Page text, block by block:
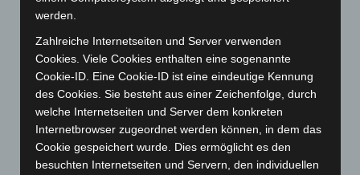
Januar 2024
Dezember 2023(130)
November 2023
(130)
Oktober 2023(114)
September 2023(133)
August 2023(134)
Juli 2023(118)
werden.
Zahlreiche Internetseiten und Server verwenden
Cookies. Viele Cookies enthalten eine sogenannte
Cookie-ID. Eine Cookie-ID ist eine eindeutige Kennung
des Cookies. Sie besteht aus einer Zeichenfolge, durch
welche Internetseiten und Server dem konkreten
Internetbrowser zugeordnet werden können, in dem das
Cookie gespeichert wurde. Dies ermöglicht es den
besuchten Internetseiten und Servern, den individuellen